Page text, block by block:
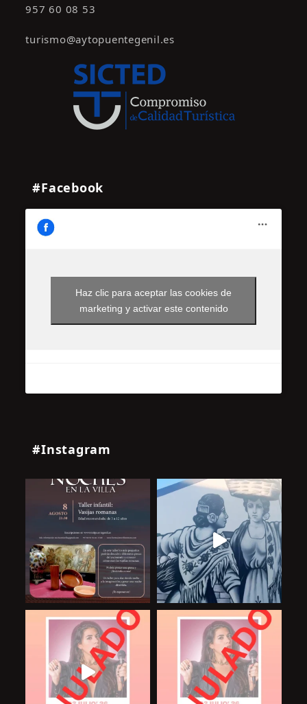
957 60 08 53
turismo@aytopuentegenil.es
#Facebook
Haz clic para aceptar las cookies de
marketing y activar este contenido
#Instagram